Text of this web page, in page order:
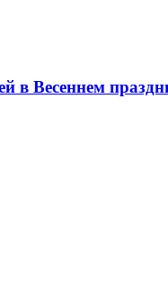
в Весеннем